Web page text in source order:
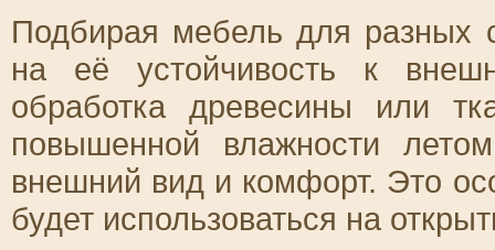
Подбирая мебель для разных
на её устойчивость к
обработка древесины или
повышенной влажности
внешний вид и комфорт. Это
будет использоваться на